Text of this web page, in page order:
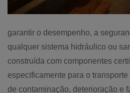
garantir o desempenho, a
qualquer sistema hidráulico ou
construída com componentes
especificamente para o
de contaminação, deterioração e